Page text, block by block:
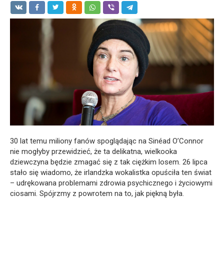
30 lat temu miliony fanów spoglądając na Sinéad O’Connor
nie mogłyby przewidzieć, że ta delikatna, wielkooka
dziewczyna będzie zmagać się z tak ciężkim losem. 26 lipca
stało się wiadomo, że irlandzka wokalistka opuściła ten świat
– udrękowana problemami zdrowia psychicznego i życiowymi
ciosami. Spójrzmy z powrotem na to, jak piękną była.